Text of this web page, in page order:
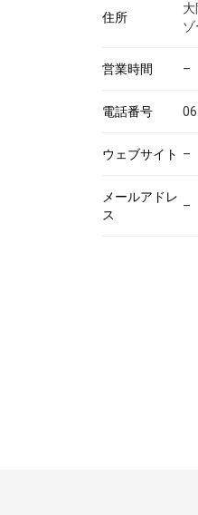
住所
ゾ
営業時間 –
電話番号
ウェブサイト –
メールアドレ
ス
–